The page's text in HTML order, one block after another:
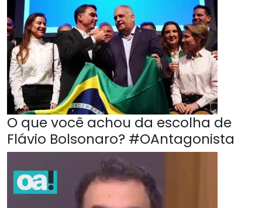
O que você achou da escolha de
Flávio Bolsonaro? #OAntagonista